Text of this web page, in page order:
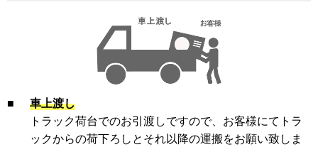
■
車上渡し
トラック荷台でのお引渡しですので、お客様にてトラ
ックからの荷下ろしとそれ以降の運搬をお願い致しま